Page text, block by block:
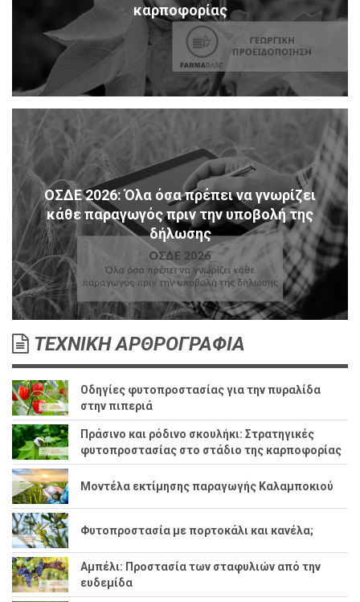
καρποφορίας
ΟΣΔΕ 2026: Όλα όσα πρέπει να γνωρίζει
κάθε παραγωγός πριν την υποβολή της
δήλωσης
ΤΕΧΝΙΚΗ ΑΡΘΡΟΓΡΑΦΙΑ
Οδηγίες φυτοπροστασίας για την πυραλίδα
στην πιπεριά
Πράσινο και ρόδινο σκουλήκι: Στρατηγικές
φυτοπροστασίας στο στάδιο της καρποφορίας
Μοντέλα εκτίμησης παραγωγής Καλαμποκιού
Φυτοπροστασία με πορτοκάλι και κανέλα;
Αμπέλι: Προστασία των σταφυλιών από την
ευδεμίδα